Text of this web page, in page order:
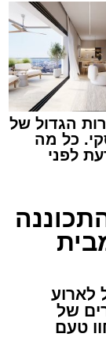
גלים
המלאה
אשדוד
הגדול של
כל מה
לפני
לארוע
של
טעם